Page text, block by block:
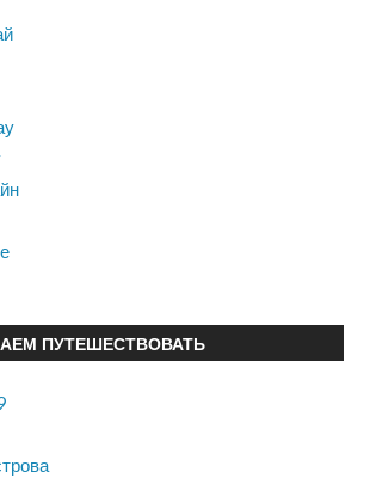
ПУТЕШЕСТВОВАТЬ